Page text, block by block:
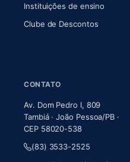
Instituições de ensino
Clube de Descontos
CONTATO
Av. Dom Pedro I, 809
Tambiá · João Pessoa/PB ·
CEP 58020-538
(83) 3533-2525